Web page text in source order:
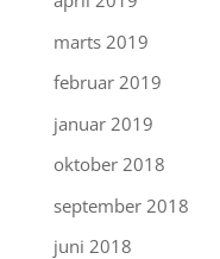
marts 2019
februar 2019
januar 2019
oktober 2018
september 2018
juni 2018